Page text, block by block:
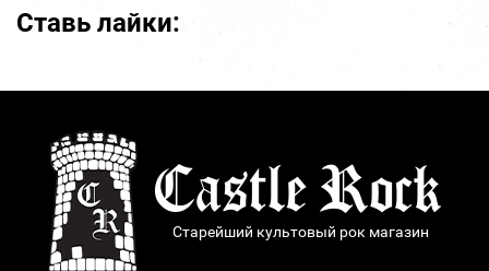
Ставь лайки:
Старейший культовый рок магазин